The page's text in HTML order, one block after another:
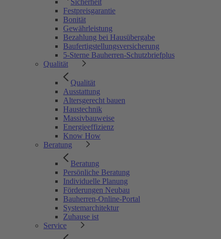
Festpreisgarantie
Bonität
Gewährleistung
Bezahlung bei Hausübergabe
Baufertigstellungsversicherung
5-Sterne Bauherren-Schutzbriefplus
Qualität
Qualität
Ausstattung
Altersgerecht bauen
Haustechnik
Massivbauweise
Energieeffizienz
Know How
Beratung
Beratung
Persönliche Beratung
Individuelle Planung
Förderungen Neubau
Bauherren-Online-Portal
Systemarchitektur
Zuhause ist
Service